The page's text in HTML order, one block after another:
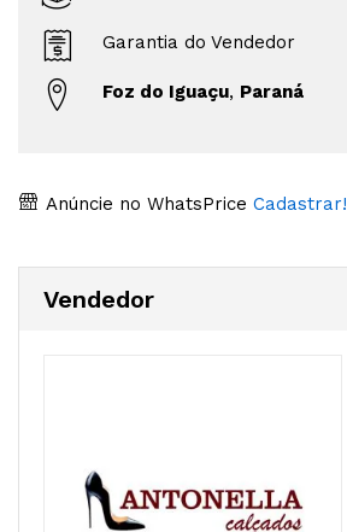
Garantia do Vendedor
Foz do Iguaçu, Paraná
Anúncie no WhatsPrice Cadastrar!
Vendedor